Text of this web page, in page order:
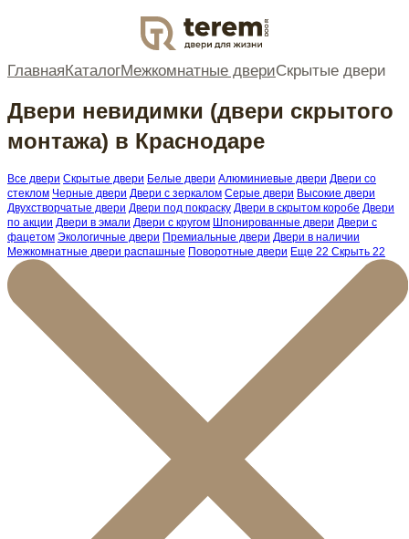
DOOR
Главная КаталогМежкомнатные двериСкрытые двери
Двери невидимки (двери скрытого
монтажа) в Краснодаре
Все двери Скрытые двери Белые двери Алюминиевые двери Двери со
стеклом Черные двери Двери с зеркалом Серые двери Высокие двери
Двухстворчатые двери Двери под покраску Двери в скрытом коробе Двери
по акции Двери в эмали Двери с кругом Шпонированные двери Двери с
фацетом Экологичные двери Премиальные двери Двери в наличии
Межкомнатные двери распашные Поворотные двери Еще 22 Скрыть 22